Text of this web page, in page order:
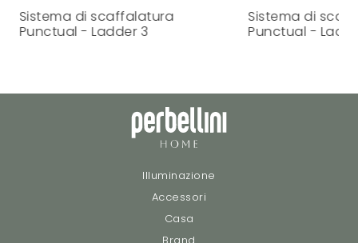
Sistema di scaffalatura
Punctual - Ladder 3
Sistema di
Punctual -
Illuminazione
Accessori
Casa